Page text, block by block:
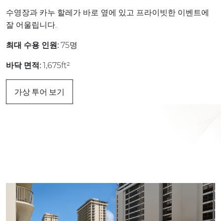
수영장과 카누 할레가 바로 옆에 있고 프라이빗한 이벤트에
잘 어울립니다.
최대 수용 인원: 75명
바닥 면적: 1,675ft²
가상 투어 보기